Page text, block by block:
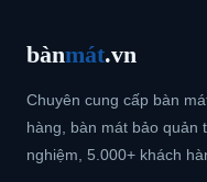
bànmát.vn
Chuyên cung cấp bàn
hàng, bàn mát bảo
nghiệm, 5.000+ khách